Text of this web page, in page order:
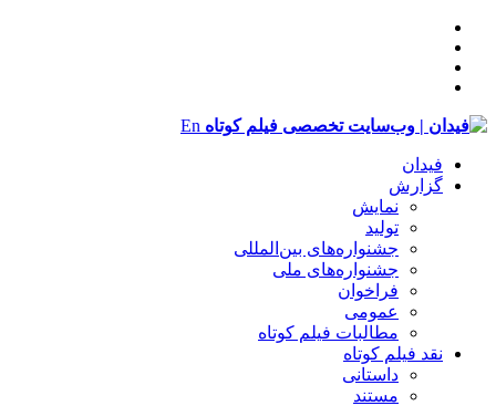
En
فیدان
گزارش
نمایش
تولید
‌‌جشنواره‌های بین‌المللی
جشنواره‌های ملی
فراخوان
عمومی
مطالبات فیلم کوتاه
نقد فیلم کوتاه
داستانی
مستند